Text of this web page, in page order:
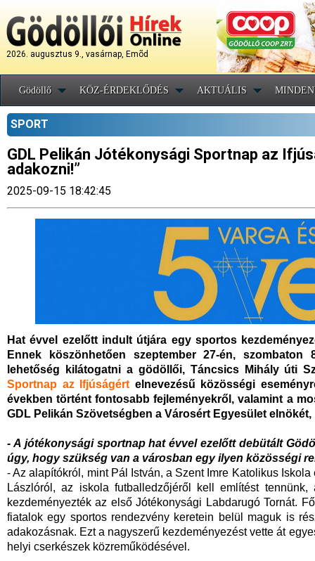
2026. augusztus 9., vasárnap, Emõd
Gödöllő KÖZ-ÉRDEKLŐDÉS AKTUÁLIS
SPORT
GDL Pelikán Jótékonysági Sportnap az
adakozni!”
2025-09-15 18:42:45
Hat évvel ezelőtt indult útjára egy sportos
Ennek köszönhetően szeptember 27-én,
lehetőség kilátogatni a gödöllői, Táncsics Mihály úti
Sportnap az Ifjúságértelnevezésű közösségi
években történt fontosabb fejleményekről, valamint a
GDL Pelikán Szövetségben a Városért Egyesület
- A jótékonysági sportnap hat évvel ezelőtt debütált
úgy, hogy szükség van a városban egy ilyen közösségi
- Az alapítókról, mint Pál István, a Szent Imre Katolikus
Lászlóról, az iskola futballedzőjéről kell említést
kezdeményezték az első Jótékonysági Labdarugó Tornát.
fiatalok egy sportos rendezvény keretein belül maguk is
adakozásnak. Ezt a nagyszerű kezdeményezést vette át
helyi cserkészek közreműködésével.